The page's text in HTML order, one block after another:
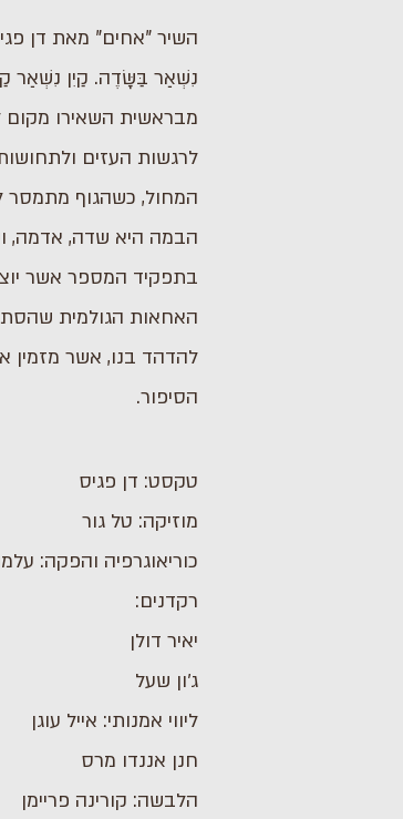
השיר "אחים" מאת דן
נִשְׁאַר בַּשָּׂדֶה. קַיִן נִשְׁאַר
מבראשית השאירו
לרגשות העזים
המחול, כשהגוף מתמסר
הבמה היא שדה, אדמה,
בתפקיד המספר אשר
האחאות הגולמית
להדהד בנו, אשר מזמין
הסיפור.
טקסט: דן פגיס
מוזיקה: טל גור
כוריאוגרפיה והפקה:
רקדנים:
יאיר דולן
ג׳ון שעל
ליווי אמנותי: אייל עוגן
חנן אננדו מרס
הלבשה: קורינה פריימן